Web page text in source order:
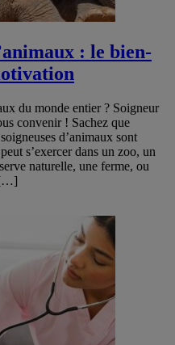
: le bien-
du monde entier ? Soigneur
convenir ! Sachez que
d’animaux sont
s’exercer dans un zoo, un
naturelle, une ferme, ou
[…]